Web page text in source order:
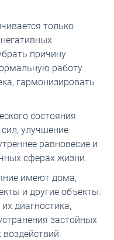
только
причину
работу
гармонизировать
состояния
улучшение
равновесие и
сферах жизни.
имеют дома,
и другие объекты.
диагностика,
застойных
воздействий.